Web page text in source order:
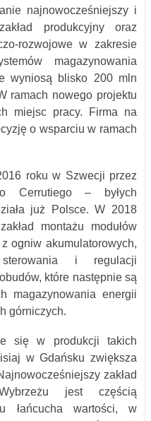
najnowocześniejszy i
produkcyjny oraz
rozwojowe w zakresie
magazynowania
wyniosą blisko 200 mln
ramach nowego projektu
miejsc pracy. Firma na
o wsparciu w ramach
roku w Szwecji przez
Cerrutiego – byłych
już Polsce. W 2018
montażu modułów
ogniw akumulatorowych,
sterowania i regulacji
które następnie są
magazynowania energii
górniczych.
się w produkcji takich
w Gdańsku zwiększa
zakład
jest częścią
łańcucha wartości, w